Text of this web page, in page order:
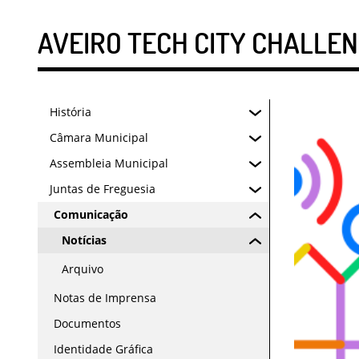
AVEIRO TECH CITY
História
Câmara Municipal
Assembleia Municipal
Juntas de Freguesia
Comunicação
Notícias
Arquivo
Notas de Imprensa
Documentos
Identidade Gráfica